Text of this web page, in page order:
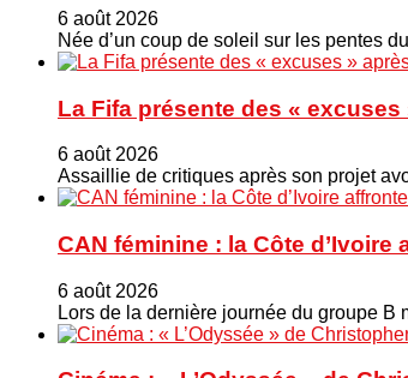
6 août 2026
Née d’un coup de soleil sur les pentes
La Fifa présente des «
6 août 2026
Assaillie de critiques après son projet
CAN féminine : la Côte d’Ivoire
6 août 2026
Lors de la dernière journée du groupe B